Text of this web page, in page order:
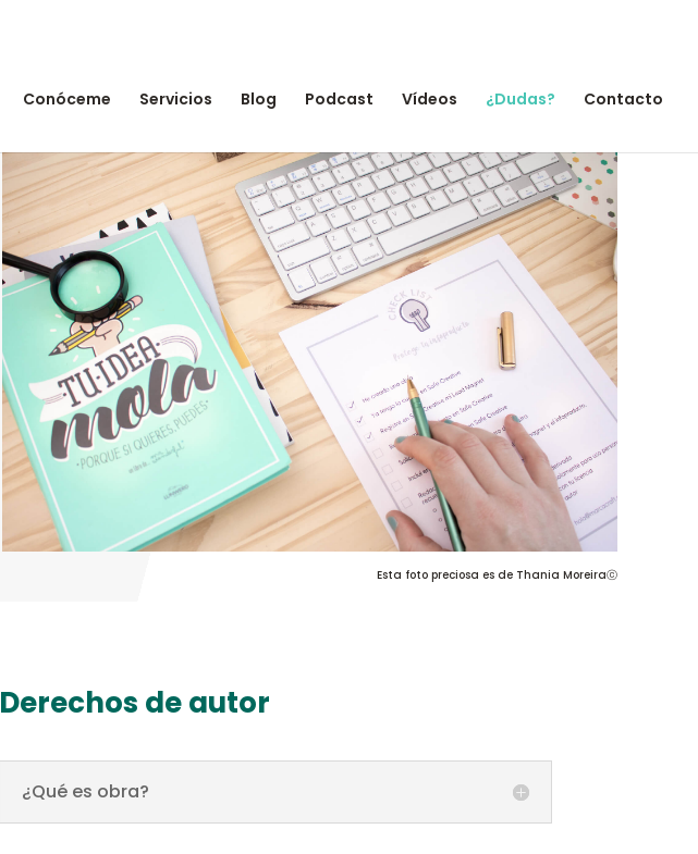
Conóceme Servicios Blog Podcast Vídeos ¿Dudas? Contacto
Esta foto preciosa es de Thania Moreiraⓒ
Derechos de autor
¿Qué es obra?